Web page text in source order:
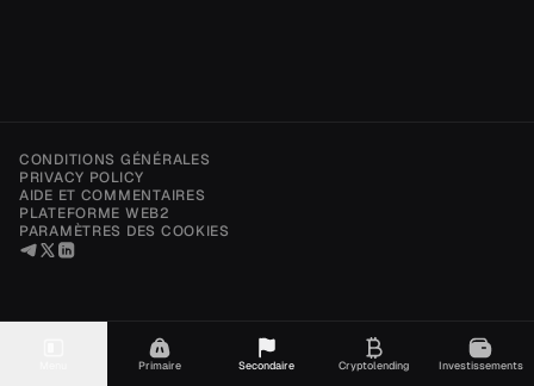
Primaire Secondaire Cryptolending Investissements
CONDITIONS GÉNÉRALES
PRIVACY POLICY
AIDE ET COMMENTAIRES
PLATEFORME WEB2
PARAMÈTRES DES COOKIES